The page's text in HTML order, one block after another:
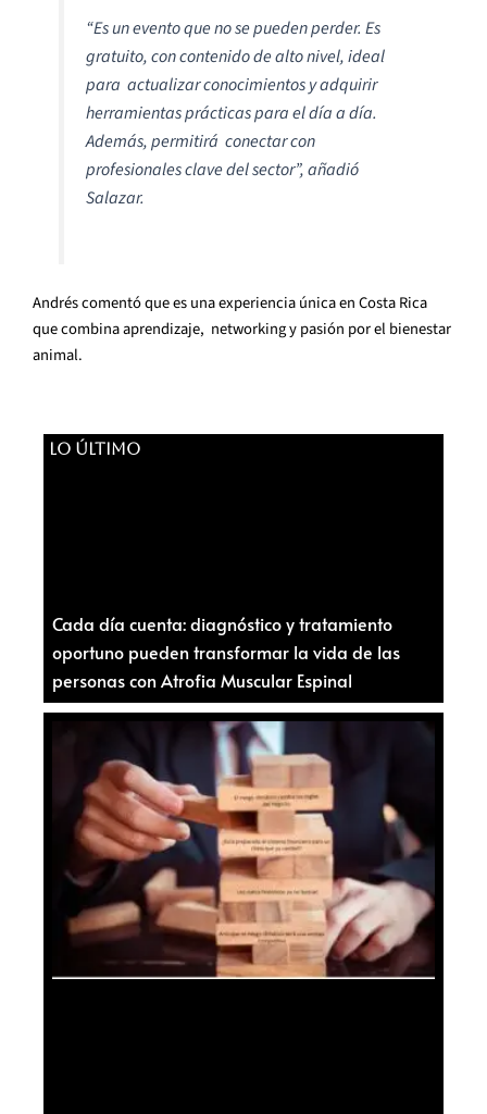
“Es un evento que no se pueden perder. Es
gratuito, con contenido de alto nivel, ideal
para actualizar conocimientos y adquirir
herramientas prácticas para el día a día.
Además, permitirá conectar con
profesionales clave del sector”, añadió
Salazar.
Andrés comentó que es una experiencia única en Costa Rica
que combina aprendizaje, networking y pasión por el bienestar
animal.
LO ÚLTIMO
Cada día cuenta: diagnóstico y tratamiento
oportuno pueden transformar la vida de las
personas con Atrofia Muscular Espinal